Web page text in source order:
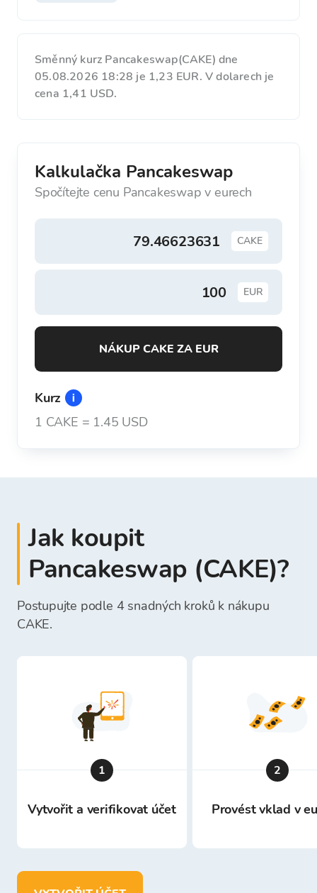
Směnný kurz Pancakeswap(CAKE) dne
05.08.2026 18:28 je 1,23 EUR. V dolarech je
cena 1,41 USD.
Kalkulačka Pancakeswap
Spočítejte cenu Pancakeswap v eurech
CAKE
EUR
NÁKUP CAKE ZA EUR
Kurz
1 CAKE = 1.45 USD
Jak koupit
Pancakeswap (CAKE)?
Postupujte podle 4 snadných kroků k nákupu
CAKE.
1
Vytvořit a verifikovat účet
2
Provést vklad v